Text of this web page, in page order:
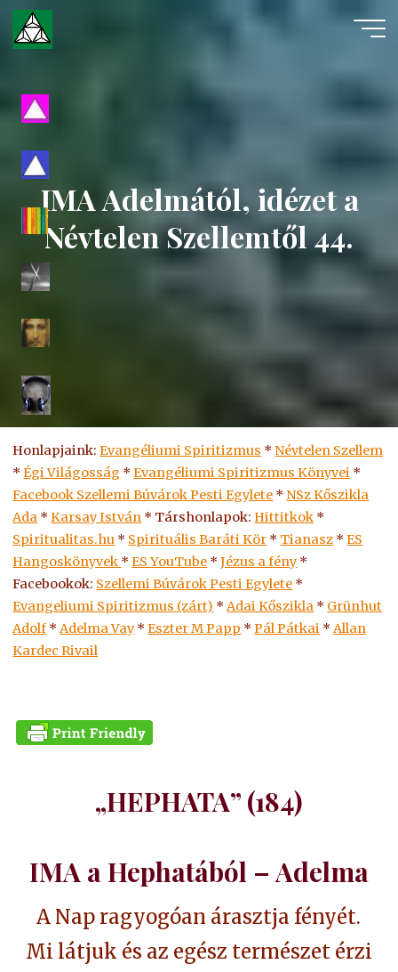
Skip
content
IMA Adelmától, idézet a
Névtelen Szellemtől 44.
Honlapjaink:Evangéliumi Spiritizmus * Névtelen Szellem
*Égi Világosság *Evangéliumi Spiritizmus Könyvei *
Facebook Szellemi Búvárok Pesti Egylete * NSz Kőszikla
Ada *Karsay István * Társhonlapok:Hittitkok *
Spiritualitas.hu * Spirituális Baráti Kör * Tianasz *ES
Hangoskönyvek *ESYouTube *Jézus a fény *
Facebookok: Szellemi Búvárok Pesti Egylete *
Evangeliumi Spiritizmus (zárt) *Adai Kőszikla * Grünhut
Adolf *Adelma Vay *Eszter M Papp *Pál Pátkai *Allan
Kardec Rivail
„HEPHATA” (184)
IMA a Hephatából – Adelma
A Nap ragyogóan árasztja fényét.
Mi látjuk és az egész természet érzi